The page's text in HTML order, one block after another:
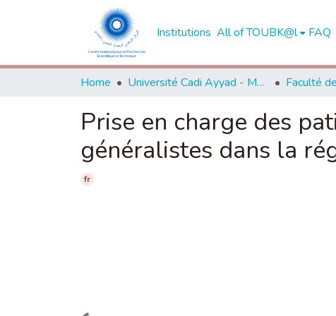
Institutions All of TOUBK@l FAQ
Home Université Cadi Ayyad - Marrakech
Prise en charge des
généralistes dans la
fr